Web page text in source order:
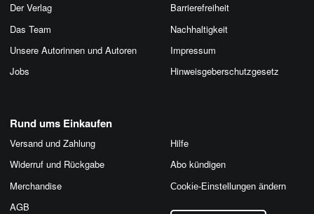
Der Verlag
Das Team
Unsere Autorinnen und Autoren
Jobs
Barrierefreiheit
Nachhaltigkeit
Impressum
Hinweis­geber­schutz­gesetz
Rund ums Einkaufen
Versand und Zahlung
Widerruf und Rückgabe
Merchandise
AGB
Hilfe
Abo kündigen
Cookie-Einstellungen ändern